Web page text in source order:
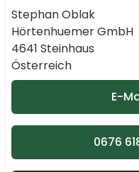
Stephan Oblak
Hörtenhuemer GmbH
4641 Steinhaus
Österreich
E-